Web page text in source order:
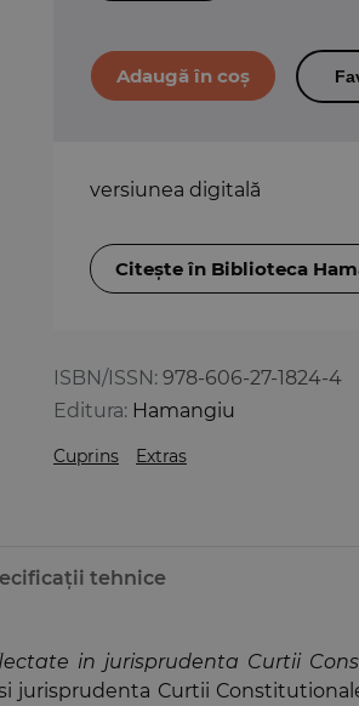
ISBN/ISSN: 978-606-27-1824-4
Editura: Hamangiu
Cuprins Extras
versiunea digitală
Citește în Biblioteca
tehnice
in jurisprudenta Curtii
Curtii